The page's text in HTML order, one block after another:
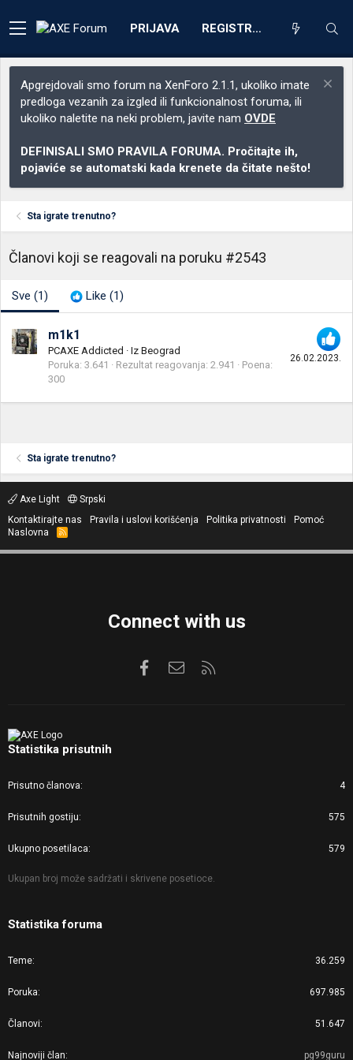
PRIJAVA REGISTRACIJA
Apgrejdovali smo forum na XenForo 2.1.1, ukoliko imate
predloga vezanih za izgled ili funkcionalnost foruma, ili
ukoliko naletite na neki problem, javite nam OVDE
DEFINISALI SMO PRAVILA FORUMA. Pročitajte ih,
pojaviće se automatski kada krenete da čitate nešto!
Sta igrate trenutno?
Članovi koji se reagovali na poruku #2543
Sve (1) Like (1)
26.02.2023.
m1k1
PCAXE Addicted · Iz Beograd
Poruka 3.641 Rezultat reagovanja 2.941
Poena
300
Sta igrate trenutno?
Axe Light
Srpski
Kontaktirajte nas
Pravila i uslovi korišćenja Politika privatnosti
Pomoć
Naslovna
R
S
Connect with us
FacebookKontaktirajte nas
Statistika prisutnih
Prisutno članova 4
Prisutnih gostiju 575
Ukupno posetilaca 579
Ukupan broj može sadržati i skrivene posetioce.
Statistika foruma
Teme 36.259
Poruka 697.985
Članovi 51.647
Najnoviji član pg99guru